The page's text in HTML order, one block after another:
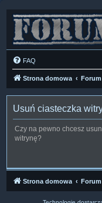
FAQ
Strona domowa Forum
Usuń ciasteczka
Czy na pewno chcesz
witrynę?
Strona domowa Forum